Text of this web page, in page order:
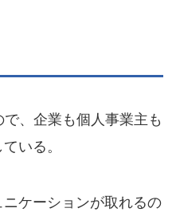
、企業も個人事業主も
いる。
ケーションが取れるの